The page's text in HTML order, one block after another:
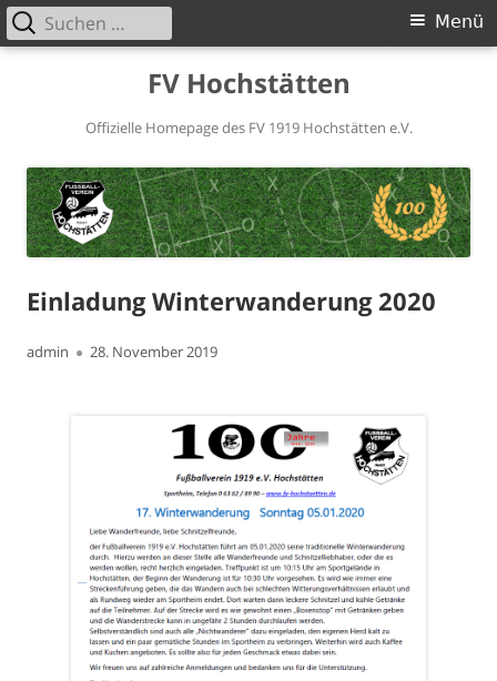
FV Hochstätten
Offizielle Homepage des FV 1919 Hochstätten e.V.
Primäres
Menü
Suchen
nach:
Einladung Winterwanderung 2020
Autor
admin
Veröffentlicht
28. November 2019